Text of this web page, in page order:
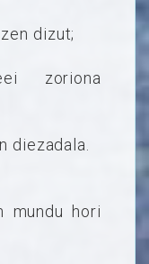
dizut;
zoriona
diezadala.
mundu hori